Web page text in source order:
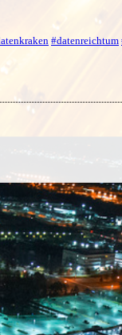
#datenreichtum